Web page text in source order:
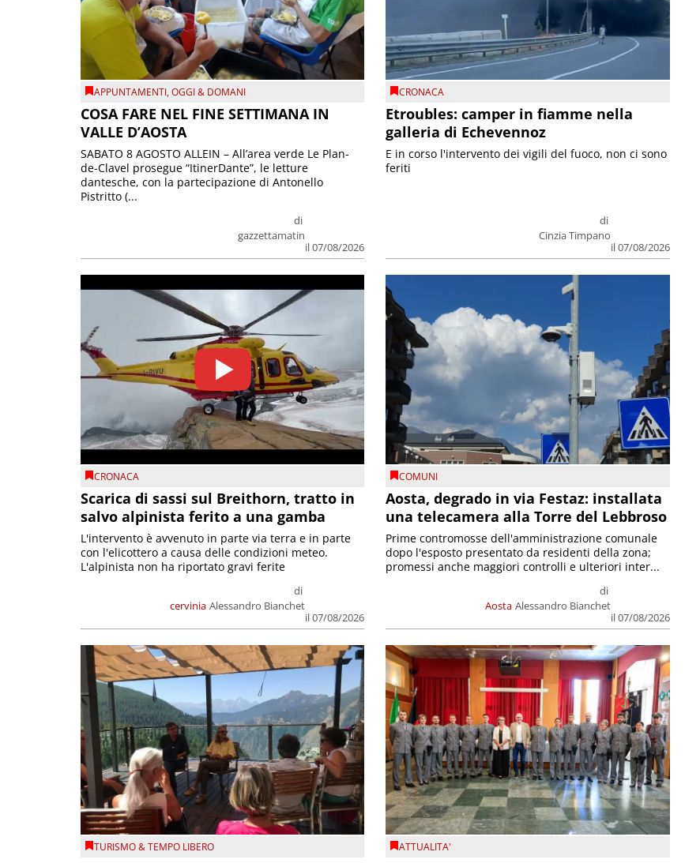
APPUNTAMENTI,OGGI & DOMANI
COSA FARE NEL FINE SETTIMANA IN
VALLE D’AOSTA
di
gazzettamatin
il 07/08/2026
SABATO 8 AGOSTO ALLEIN – All’area verde Le Plan-
de-Clavel prosegue “ItinerDante”, le letture
dantesche, con la partecipazione di Antonello
Pistritto (...
CRONACA
Etroubles: camper in fiamme nella
galleria di Echevennoz
di
Cinzia Timpano
il 07/08/2026
E in corso l'intervento dei vigili del fuoco, non ci sono
feriti
CRONACA
Scarica di sassi sul Breithorn, tratto in
salvo alpinista ferito a una gamba
cervinia
di
Alessandro Bianchet
il 07/08/2026
L'intervento è avvenuto in parte via terra e in parte
con l'elicottero a causa delle condizioni meteo.
L'alpinista non ha riportato gravi ferite
COMUNI
Aosta, degrado in via Festaz: installata
una telecamera alla Torre del Lebbroso
Aosta
di
Alessandro Bianchet
il 07/08/2026
Prime contromosse dell'amministrazione comunale
dopo l'esposto presentato da residenti della zona;
promessi anche maggiori controlli e ulteriori inter...
TURISMO & TEMPO LIBERO ATTUALITA'